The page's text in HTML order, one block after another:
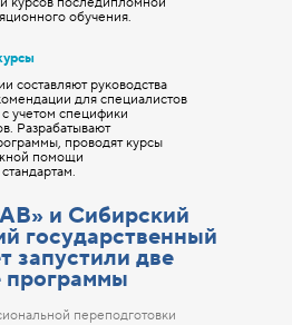
и Сибирский
государственный
запустили две
переподготовки
обучения.
составляют руководства
для специалистов
учетом специфики
Разрабатывают
проводят курсы
помощи